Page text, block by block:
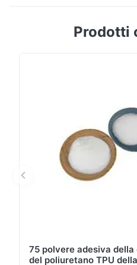
poliuretano morbido
incollaggio plastificato.
Prodotti
75 polvere adesiva
del poliuretano TPU